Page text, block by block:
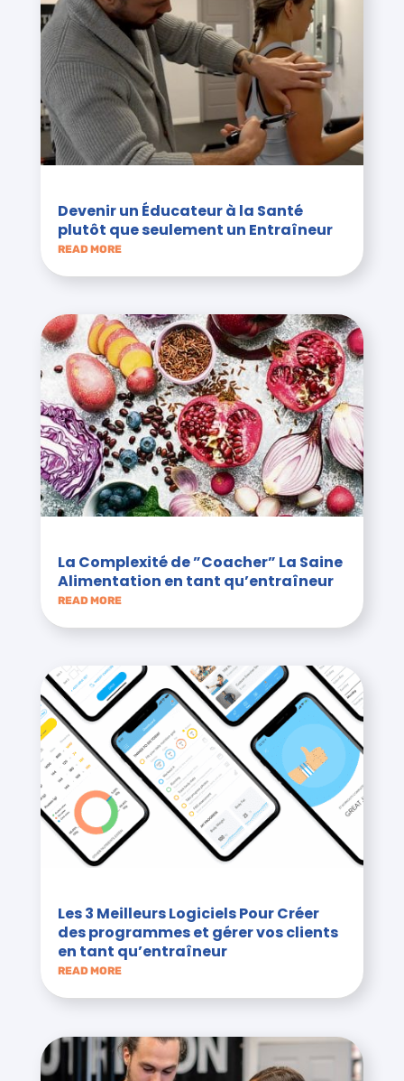
Devenir un Éducateur à la Santé
plutôt que seulement un Entraîneur
READ MORE
La Complexité de ”Coacher” La Saine
Alimentation en tant qu’entraîneur
READ MORE
Les 3 Meilleurs Logiciels Pour Créer
des programmes et gérer vos clients
en tant qu’entraîneur
READ MORE